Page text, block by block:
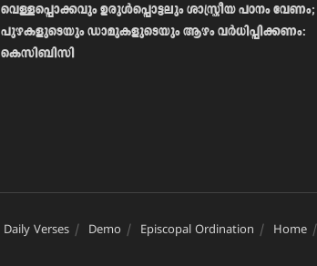
വെള്ളപ്പൊക്കവും ഉരുള്‍പ്പൊട്ടലും ശാസ്ത്രീയ പഠനം വേണം;
പുഴകളുടെയും ഡാമുകളുടെയും ആഴം വര്‍ധിപ്പിക്കണം:
കെസിബിസി
Daily Verses Demo Episcopal Ordination Home